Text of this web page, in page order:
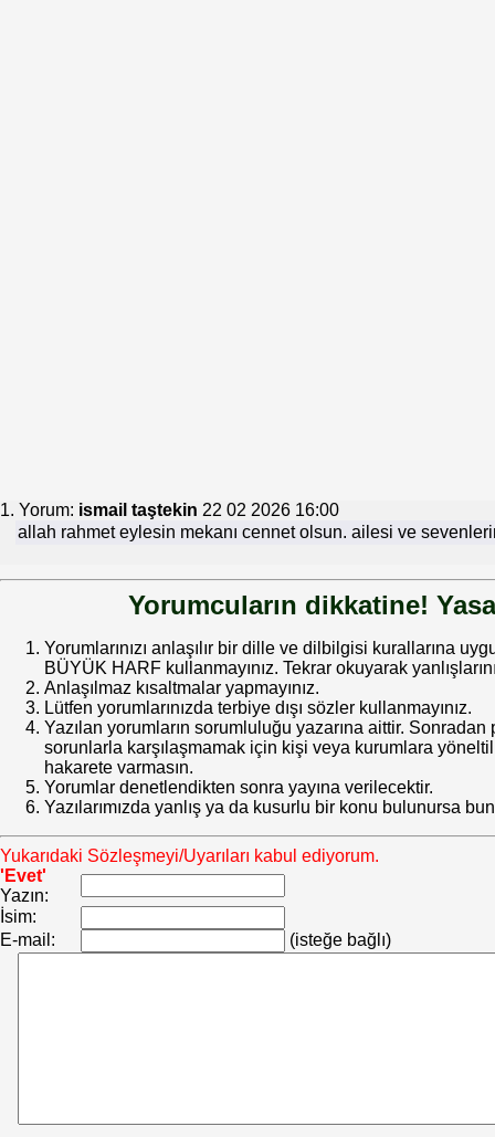
1. Yorum: ismail taştekin 22 02 2026 16:00
allah rahmet eylesin mekanı cennet olsun. ailesi ve
Yorumcuların dikkatine!
Yorumlarınızı anlaşılır bir dille ve dilbilgisi kurallarına
BÜYÜK HARF kullanmayınız. Tekrar okuyarak
Anlaşılmaz kısaltmalar yapmayınız.
Lütfen yorumlarınızda terbiye dışı sözler kullanmayınız.
Yazılan yorumların sorumluluğu yazarına aittir.
sorunlarla karşılaşmamak için kişi veya kurumlara
hakarete varmasın.
Yorumlar denetlendikten sonra yayına verilecektir.
Yazılarımızda yanlış ya da kusurlu bir konu bulunursa
Yukarıdaki Sözleşmeyi/Uyarıları kabul ediyorum.
'Evet'
Yazın:
İsim:
E-mail:
(isteğe bağlı)